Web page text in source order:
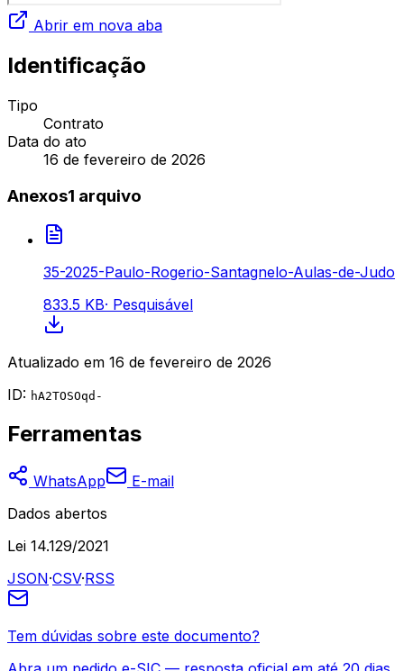
Abrir em nova aba
Identificação
Tipo
Contrato
Data do ato
16 de fevereiro de 2026
Anexos1 arquivo
35-2025-Paulo-Rogerio-Santagnelo-Aulas-de-Judo
833.5 KB· Pesquisável
Atualizado em 16 de fevereiro de 2026
ID: hA2TOSOqd-
Ferramentas
WhatsApp
E-mail
Dados abertos
Lei 14.129/2021
JSON·CSV·RSS
Tem dúvidas sobre este documento?